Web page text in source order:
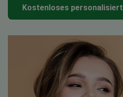
Kostenloses